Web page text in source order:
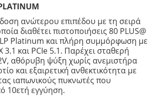
ανώτερου επιπέδου με τη σειρά
διαθέτει πιστοποιήσεις 80 PLUS@
Platinum και πλήρη συμμόρφωση με
3.1 και PCIe 5.1. Παρέχει σταθερή
αθόρυβη ψύξη χωρίς ανεμιστήρα
και εξαιρετική ανθεκτικότητα με
ιαπωνικούς πυκνωτές που
10ετή εγγύηση.